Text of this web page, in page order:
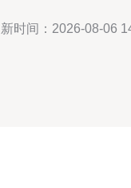
时间：2026-08-06